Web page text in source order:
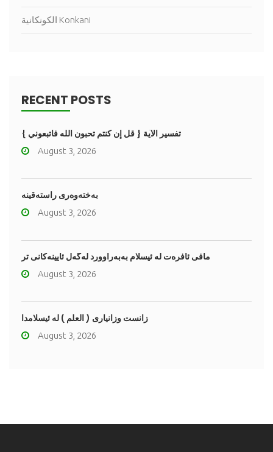
الكونكانية Konkani
RECENT POSTS
August 3, 2026
به‌خته‌وه‌رى راسته‌قینه
August 3, 2026
مافى ئافره‌ت له‌ ئیسلام به‌به‌راوورد له‌گه‌ڵ ئایینه‌کانی تر
August 3, 2026
زانست وزانیاری ( العلم ) له ئیسلامدا
August 3, 2026